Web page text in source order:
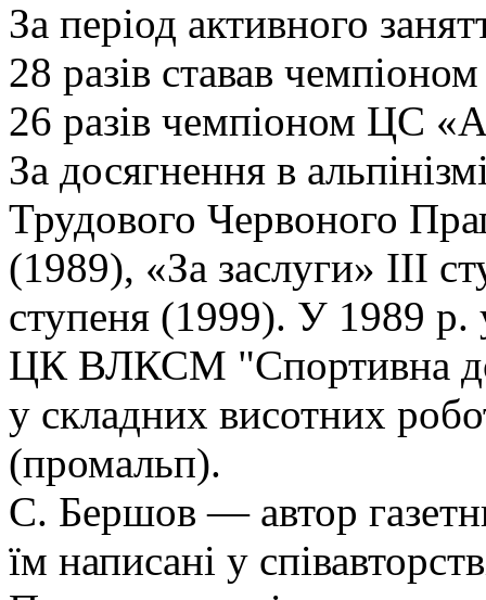
За період активного
28 разів ставав
26 разів чемпіоном ЦС
За досягнення в
Трудового Червоного
(1989), «За заслуги» ІІІ
ступеня (1999). У 1989 р.
ЦК ВЛКСМ "Спортивна
у складних висотних
(промальп).
С. Бершов — автор
їм написані у